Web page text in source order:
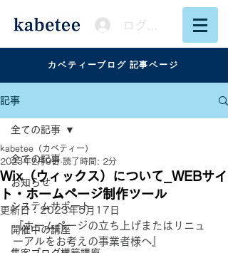
ログイン
カベティーブログ 記事ページ
記事
全ての記事
お知らせ
システムサポート
開催中の講座
全ての記事
Wix（ウィックス）について_WEBサイ
ト・ホームページ制作ツール
kabetee（カベティー）
2023年2月9日 読了時間: 2分
更新日： 2023年5月17日
『ホームページの立ち上げまたはリニュ
ーアルをお考えの事業者様へ』